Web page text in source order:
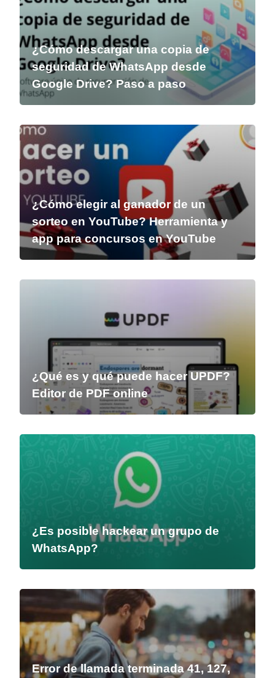
¿Cómo descargar una copia de
seguridad de WhatsApp desde
Google Drive? Paso a paso
¿Cómo elegir al ganador de un
sorteo en YouTube? Herramienta y
app para concursos en YouTube
¿Qué es y qué puede hacer UPDF?
Editor de PDF online
¿Es posible hackear un grupo de
WhatsApp?
Error de llamada terminada 41, 127,